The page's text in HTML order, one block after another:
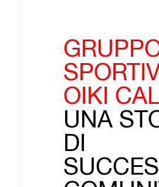
OIKI
UNA
DI